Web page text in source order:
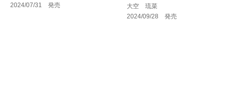
2024/07/31 発売
大空 琉菜
2024/09/28 発売